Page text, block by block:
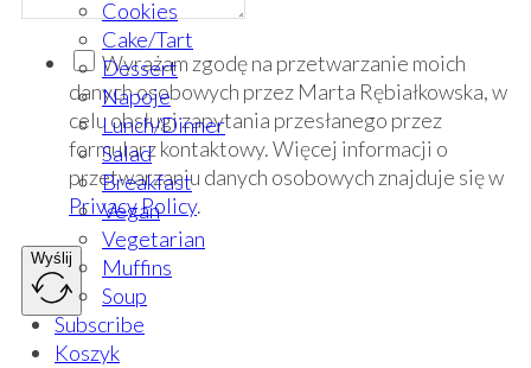
Cookies
Cake/Tart
Dessert
Napoje
Lunch/Dinner
Salad
Breakfast
Vegan
Vegetarian
Muffins
Soup
Subscribe
Koszyk
Wyrażam zgodę na przetwarzanie moich
danych osobowych przez Marta Rębiałkowska, w
celu obsługi zapytania przesłanego przez
formularz kontaktowy. Więcej informacji o
przetwarzaniu danych osobowych znajduje się w
Privacy Policy.
Wyślij